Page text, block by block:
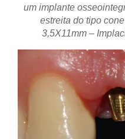
um implante
estreita do tipo
3,5X11mm –